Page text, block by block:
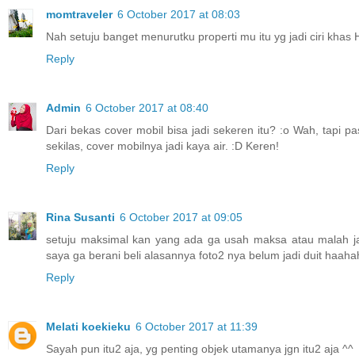
momtraveler 6 October 2017 at 08:03
Nah setuju banget menurutku properti mu itu yg jadi ciri khas
Reply
Admin 6 October 2017 at 08:40
Dari bekas cover mobil bisa jadi sekeren itu? :o Wah, tapi
sekilas, cover mobilnya jadi kaya air. :D Keren!
Reply
Rina Susanti 6 October 2017 at 09:05
setuju maksimal kan yang ada ga usah maksa atau malah
saya ga berani beli alasannya foto2 nya belum jadi duit
Reply
Melati koekieku 6 October 2017 at 11:39
Sayah pun itu2 aja, yg penting objek utamanya jgn itu2 aja ^^